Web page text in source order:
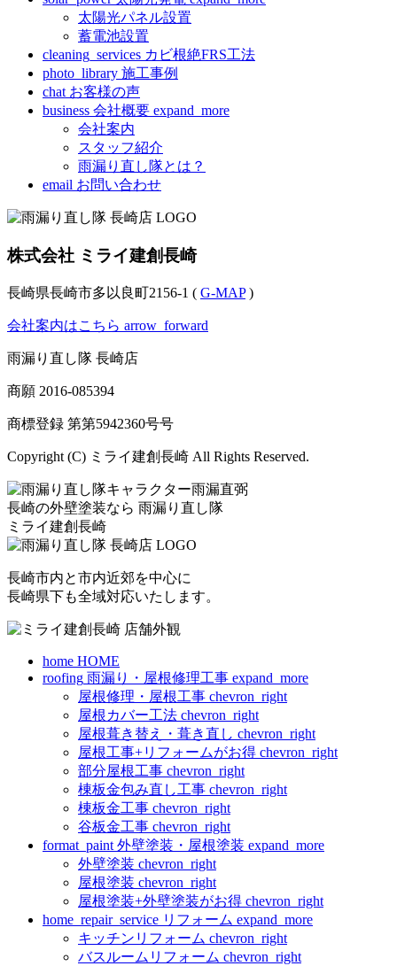
太陽光パネル設置
蓄電池設置
cleaning_services カビ根絶FRS工法
photo_library 施工事例
chat お客様の声
business 会社概要 expand_more
会社案内
スタッフ紹介
雨漏り直し隊とは？
email お問い合わせ
株式会社 ミライ建創長崎
長崎県長崎市多以良町2156-1 ( G-MAP)
会社案内はこちら arrow_forward
雨漏り直し隊 長崎店
商願 2016-085394
商標登録 第第5942360号号
Copyright (C) ミライ建創長崎 All Rights Reserved.
長崎の外壁塗装なら 雨漏り直し隊
ミライ建創長崎
長崎市内と市内近郊を中心に
長崎県下も全域対応いたします。
home HOME
roofing 雨漏り・屋根修理工事 expand_more
屋根修理・屋根工事 chevron_right
屋根カバー工法 chevron_right
屋根葺き替え・葺き直し chevron_right
屋根工事+リフォームがお得 chevron_right
部分屋根工事 chevron_right
棟板金包み直し工事 chevron_right
棟板金工事 chevron_right
谷板金工事 chevron_right
format_paint 外壁塗装・屋根塗装 expand_more
外壁塗装 chevron_right
屋根塗装 chevron_right
屋根塗装+外壁塗装がお得 chevron_right
home_repair_service リフォーム expand_more
キッチンリフォーム chevron_right
バスルームリフォーム chevron_right